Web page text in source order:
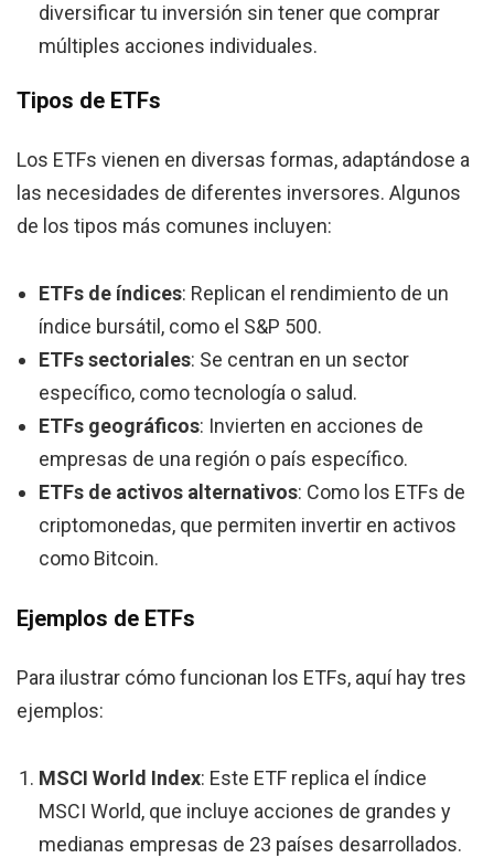
diversificar tu inversión sin tener que comprar
múltiples acciones individuales.
Tipos de ETFs
Los ETFs vienen en diversas formas, adaptándose a
las necesidades de diferentes inversores. Algunos
de los tipos más comunes incluyen:
ETFs de índices: Replican el rendimiento de un
índice bursátil, como el S&P 500.
ETFs sectoriales: Se centran en un sector
específico, como tecnología o salud.
ETFs geográficos: Invierten en acciones de
empresas de una región o país específico.
ETFs de activos alternativos: Como los ETFs de
criptomonedas, que permiten invertir en activos
como Bitcoin.
Ejemplos de ETFs
Para ilustrar cómo funcionan los ETFs, aquí hay tres
ejemplos:
MSCI World Index: Este ETF replica el índice
MSCI World, que incluye acciones de grandes y
medianas empresas de 23 países desarrollados.